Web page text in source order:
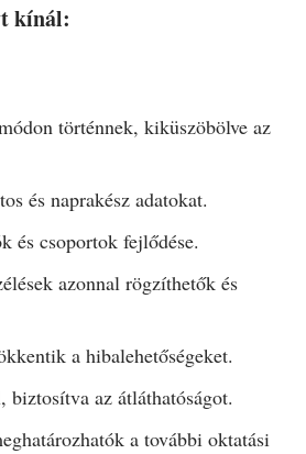
kínál:
történnek, kiküszöbölve az
és naprakész adatokat.
és csoportok fejlődése.
azonnal rögzíthetők és
a hibalehetőségeket.
az átláthatóságot.
a további oktatási